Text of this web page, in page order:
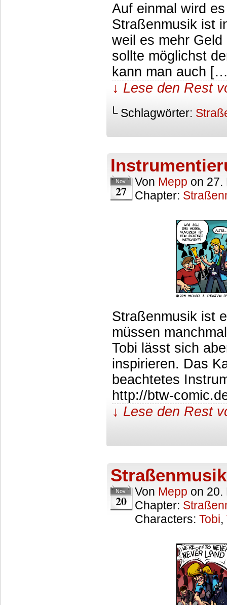
Auf einmal wird
Straßenmusik ist
weil es mehr
sollte möglichst
kann man auch
↓ Lese den Rest
└ Schlagwörter:
Nov.
27
Von Mepp on 27.
Chapter:
Straßenmusik ist
müssen
Tobi lässt sich
inspirieren. Das
beachtetes
http://btw-
↓ Lese den Rest
Straßenmusik
Nov.
20
Von Mepp on 20.
Chapter:
Characters: Tobi,